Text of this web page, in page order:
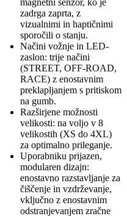
magnetni senzor, ko je
zadrga zaprta, z
vizualnimi in haptičnimi
sporočili o stanju.
Načini vožnje in LED-
zaslon: trije načini
(STREET, OFF-ROAD,
RACE) z enostavnim
preklapljanjem s pritiskom
na gumb.
Razširjene možnosti
velikosti: na voljo v 8
velikostih (XS do 4XL)
za optimalno prileganje.
Uporabniku prijazen,
modularen dizajn:
enostavno razstavljanje za
čiščenje in vzdrževanje,
vključno z enostavnim
odstranjevanjem zračne